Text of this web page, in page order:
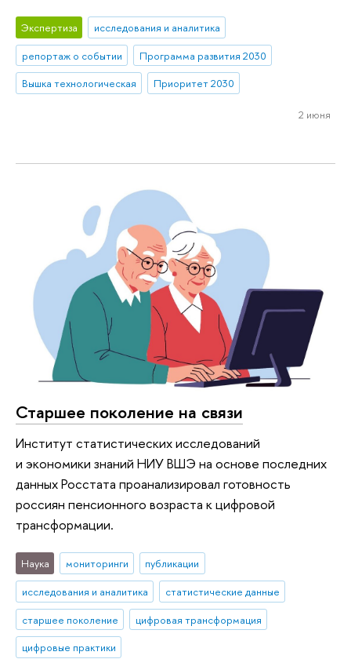
Экспертиза
исследования и аналитика
репортаж о событии
Программа развития 2030
Вышка технологическая
Приоритет 2030
2 июня
Старшее поколение на связи
Институт статистических исследований
и экономики знаний НИУ ВШЭ на основе последних
данных Росстата проанализировал готовность
россиян пенсионного возраста к цифровой
трансформации.
Наука мониторинги
публикации
исследования и аналитика
статистические данные
старшее поколение
цифровая трансформация
цифровые практики